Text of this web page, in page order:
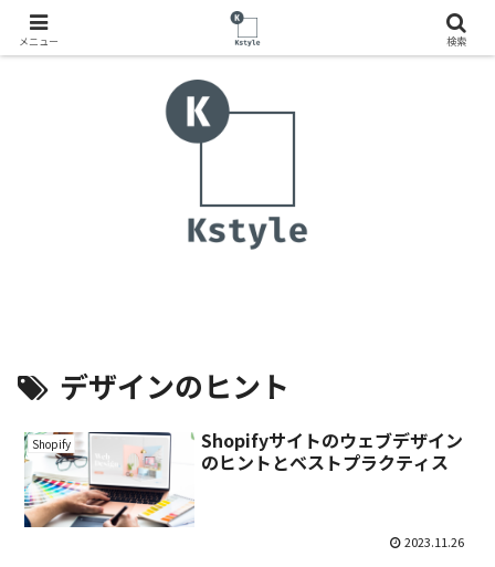
デザインのヒント
Shopify
Shopifyサイトのウェブデザイン
のヒントとベストプラクティス
2023.11.26
メニュー 検索